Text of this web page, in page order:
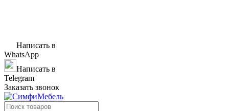
Написать в
WhatsApp
Написать в
Telegram
Заказать звонок